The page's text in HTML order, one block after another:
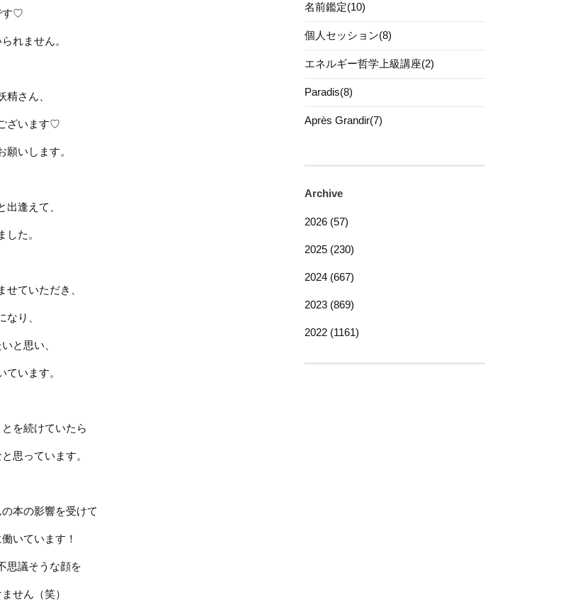
♡
れません。
精さん、
ざいます♡
願いします。
出逢えて、
した。
せていただき、
なり、
と思い、
ています。
を続けていたら
思っています。
本の影響を受けて
いています！
思議そうな顔を
せん（笑）
名前鑑定(10)
個人セッション(8)
エネルギー哲学上級講座(2)
Paradis(8)
Après Grandir(7)
Archive
2026 (57)
2025 (230)
2024 (667)
2023 (869)
2022 (1161)